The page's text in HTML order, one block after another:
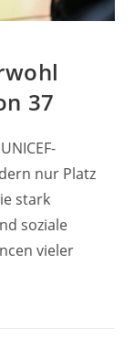
37
nur Platz
stark
soziale
vieler